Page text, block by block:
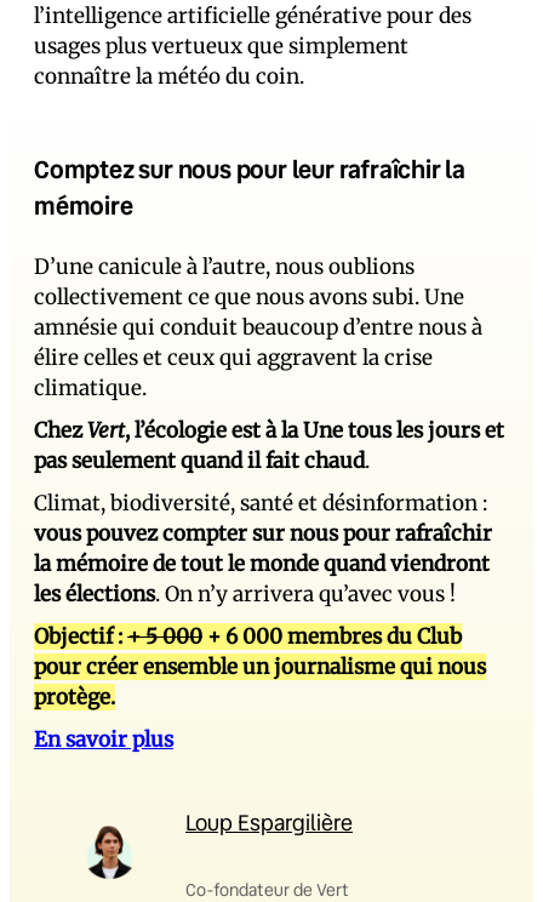
l’intelligence artificielle générative pour des
usages plus vertueux que simplement
connaître la météo du coin.
Comptez sur nous pour leur rafraîchir la
mémoire
D’une canicule à l’autre, nous oublions
collectivement ce que nous avons subi. Une
amnésie qui conduit beaucoup d’entre nous à
élire celles et ceux qui aggravent la crise
climatique.
ChezVert, l’écologie est à la Une tous les jours et
pas seulement quand il fait chaud.
Climat, biodiversité, santé et désinformation :
vous pouvez compter sur nous pour rafraîchir
la mémoire de tout le monde quand viendront
les élections. On n’y arrivera qu’avec vous !
Objectif :+ 5 000 + 6 000 membres du Club
pour créer ensemble un journalisme qui nous
protège.
En savoir plus
Loup Espargilière
Co-fondateur de Vert